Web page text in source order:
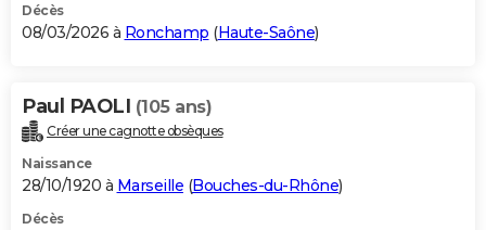
Décès
08/03/2026 à Ronchamp (Haute-Saône)
Paul PAOLI (105 ans)
Créer une cagnotte obsèques
Naissance
28/10/1920 à Marseille (Bouches-du-Rhône)
Décès